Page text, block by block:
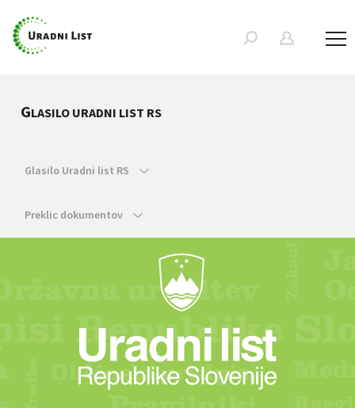
GLASILO URADNI LIST RS
Glasilo Uradni list RS
Preklic dokumentov